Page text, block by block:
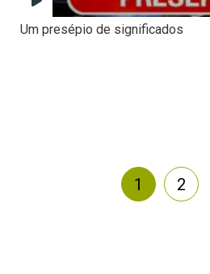
Um presépio de significados
1 2